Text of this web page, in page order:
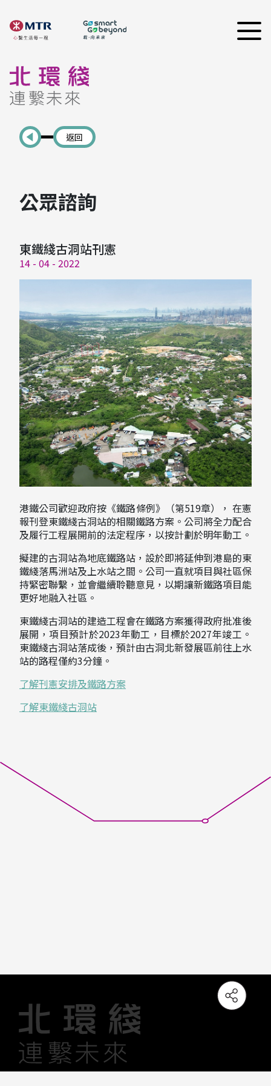
返回
公眾諮詢
東鐵綫古洞站刊憲
14 - 04 - 2022
港鐵公司歡迎政府按《鐵路條例》（第519章）， 在憲
報刊登東鐵綫古洞站的相關鐵路方案。公司將全力配合
及履行工程展開前的法定程序，以按計劃於明年動工。
擬建的古洞站為地底鐵路站，設於即將延伸到港島的東
鐵綫落馬洲站及上水站之間。公司一直就項目與社區保
持緊密聯繫，並會繼續聆聽意見，以期讓新鐵路項目能
更好地融入社區。
東鐵綫古洞站的建造工程會在鐵路方案獲得政府批准後
展開，項目預計於2023年動工，目標於2027年竣工。
東鐵綫古洞站落成後，預計由古洞北新發展區前往上水
站的路程僅約3分鐘。
了解刊憲安排及鐵路方案
了解東鐵綫古洞站